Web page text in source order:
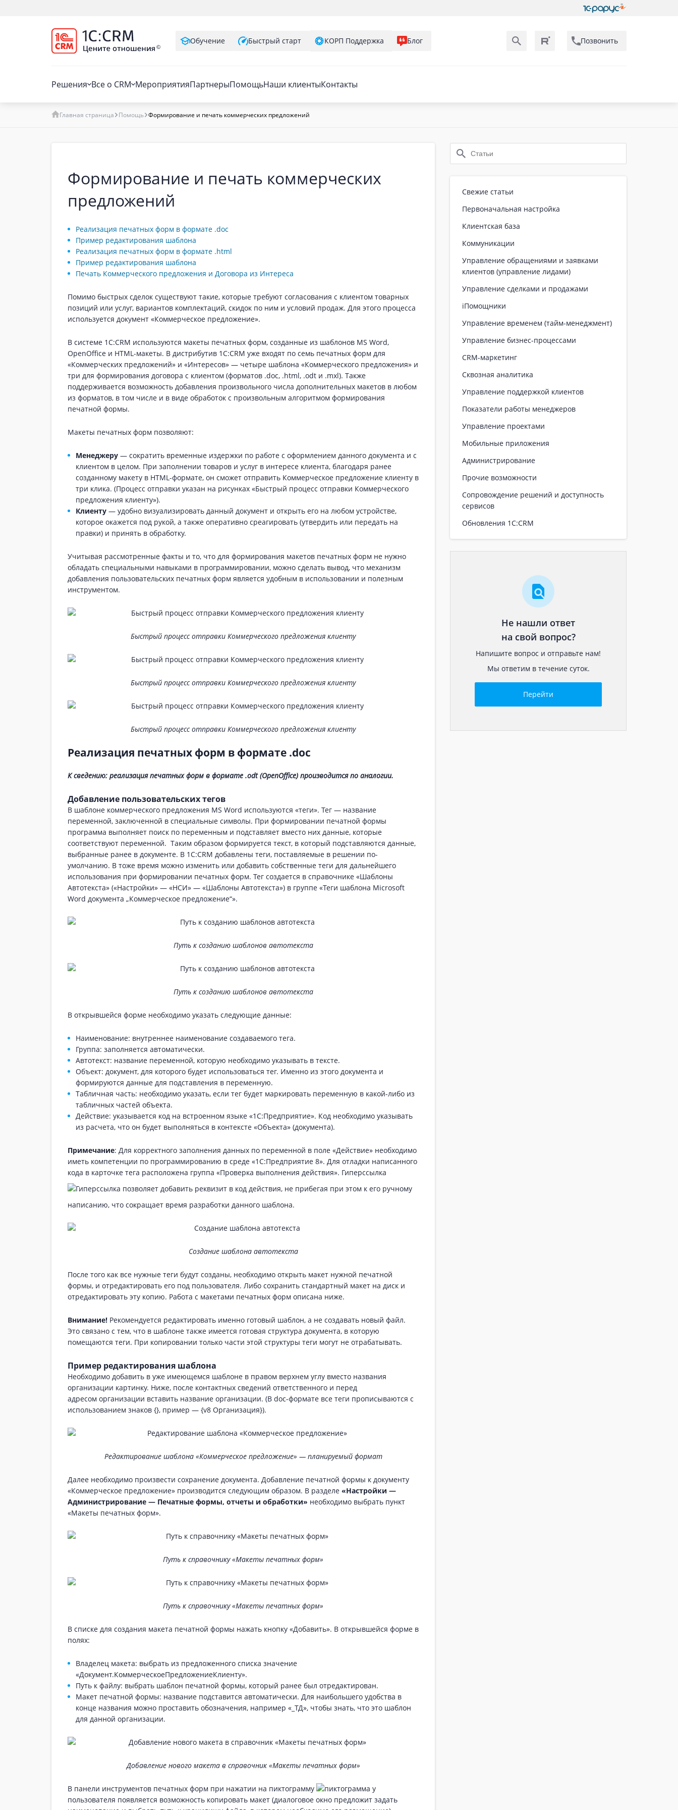
Обучение Быстрый старт КОРП Поддержка Блог Позвонить
Решения Все о CRM МероприятияПартнерыПомощьНаши клиентыКонтакты
Главная страница Помощь Формирование и печать коммерческих предложений
Формирование и печать коммерческих
предложений
Реализация печатных форм в формате .doc
Пример редактирования шаблона
Реализация печатных форм в формате .html
Пример редактирования шаблона
Печать Коммерческого предложения и Договора из Интереса
Помимо быстрых сделок существуют такие, которые требуют согласования с клиентом товарных
позиций или услуг, вариантов комплектаций, скидок по ним и условий продаж. Для этого процесса
используется документ «Коммерческое предложение».
В системе 1С:CRM используются макеты печатных форм, созданные из шаблонов MS Word,
OpenOffice и HTML-макеты. В дистрибутив 1С:CRM уже входят по семь печатных форм для
«Коммерческих предложений» и «Интересов» — четыре шаблона «Коммерческого предложения» и
три для формирования договора с клиентом (форматов .doc, .html, .odt и .mxl). Также
поддерживается возможность добавления произвольного числа дополнительных макетов в любом
из форматов, в том числе и в виде обработок с произвольным алгоритмом формирования
печатной формы.
Макеты печатных форм позволяют:
Менеджеру — сократить временные издержки по работе с оформлением данного документа и с
клиентом в целом. При заполнении товаров и услуг в интересе клиента, благодаря ранее
созданному макету в HTML-формате, он сможет отправить Коммерческое предложение клиенту в
три клика. (Процесс отправки указан на рисунках «Быстрый процесс отправки Коммерческого
предложения клиенту»).
Клиенту — удобно визуализировать данный документ и открыть его на любом устройстве,
которое окажется под рукой, а также оперативно среагировать (утвердить или передать на
правки) и принять в обработку.
Учитывая рассмотренные факты и то, что для формирования макетов печатных форм не нужно
обладать специальными навыками в программировании, можно сделать вывод, что механизм
добавления пользовательских печатных форм является удобным в использовании и полезным
инструментом.
Быстрый процесс отправки Коммерческого предложения клиенту
Быстрый процесс отправки Коммерческого предложения клиенту
Быстрый процесс отправки Коммерческого предложения клиенту
Реализация печатных форм в формате .doc
К сведению: реализация печатных форм в формате .odt (OpenOffice) производится по аналогии.
Добавление пользовательских тегов
В шаблоне коммерческого предложения MS Word используются «теги». Тег — название
переменной, заключенной в специальные символы. При формировании печатной формы
программа выполняет поиск по переменным и подставляет вместо них данные, которые
соответствуют переменной. Таким образом формируется текст, в который подставляются данные,
выбранные ранее в документе. В 1С:CRM добавлены теги, поставляемые в решении по-
умолчанию. В тоже время можно изменить или добавить собственные теги для дальнейшего
использования при формировании печатных форм. Тег создается в справочнике «Шаблоны
Автотекста» («Настройки» — «НСИ» — «Шаблоны Автотекста») в группе «Теги шаблона Microsoft
Word документа „Коммерческое предложение“».
Путь к созданию шаблонов автотекста
Путь к созданию шаблонов автотекста
В открывшейся форме необходимо указать следующие данные:
Наименование: внутреннее наименование создаваемого тега.
Группа: заполняется автоматически.
Автотекст: название переменной, которую необходимо указывать в тексте.
Объект: документ, для которого будет использоваться тег. Именно из этого документа и
формируются данные для подставления в переменную.
Табличная часть: необходимо указать, если тег будет маркировать переменную в какой-либо из
табличных частей объекта.
Действие: указывается код на встроенном языке «1С:Предприятие». Код необходимо указывать
из расчета, что он будет выполняться в контексте «Объекта» (документа).
Примечание: Для корректного заполнения данных по переменной в поле «Действие» необходимо
иметь компетенции по программированию в среде «1С:Предприятие 8». Для отладки написанного
кода в карточке тега расположена группа «Проверка выполнения действия». Гиперссылка
позволяет добавить реквизит в код действия, не прибегая при этом к его ручному
написанию, что сокращает время разработки данного шаблона.
Создание шаблона автотекста
После того как все нужные теги будут созданы, необходимо открыть макет нужной печатной
формы, и отредактировать его под пользователя. Либо сохранить стандартный макет на диск и
отредактировать эту копию. Работа с макетами печатных форм описана ниже.
Внимание! Рекомендуется редактировать именно готовый шаблон, а не создавать новый файл.
Это связано с тем, что в шаблоне также имеется готовая структура документа, в которую
помещаются теги. При копировании только части этой структуры теги могут не отрабатывать.
Пример редактирования шаблона
Необходимо добавить в уже имеющемся шаблоне в правом верхнем углу вместо названия
организации картинку. Ниже, после контактных сведений ответственного и перед
адресом организации вставить название организации. (В doc-формате все теги прописываются с
использованием знаков {}, пример — {v8 Организация}).
Редактирование шаблона «Коммерческое предложение» — планируемый формат
Далее необходимо произвести сохранение документа. Добавление печатной формы к документу
«Коммерческое предложение» производится следующим образом. В разделе «Настройки —
Администрирование — Печатные формы, отчеты и обработки» необходимо выбрать пункт
«Макеты печатных форм».
Путь к справочнику «Макеты печатных форм»
Путь к справочнику «Макеты печатных форм»
В списке для создания макета печатной формы нажать кнопку «Добавить». В открывшейся форме в
полях:
Владелец макета: выбрать из предложенного списка значение
«Документ.КоммерческоеПредложениеКлиенту».
Путь к файлу: выбрать шаблон печатной формы, который ранее был отредактирован.
Макет печатной формы: название подставится автоматически. Для наибольшего удобства в
конце названия можно проставить обозначения, например «_ТД», чтобы знать, что это шаблон
для данной организации.
Добавление нового макета в справочник «Макеты печатных форм»
В панели инструментов печатных форм при нажатии на пиктограмму
у
пользователя появляется возможность копировать макет (диалоговое окно предложит задать
Свежие статьи
Первоначальная настройка
Клиентская база
Коммуникации
Управление обращениями и заявками
клиентов (управление лидами)
Управление сделками и продажами
iПомощники
Управление временем (тайм-менеджмент)
Управление бизнес-процессами
CRM-маркетинг
Сквозная аналитика
Управление поддержкой клиентов
Показатели работы менеджеров
Управление проектами
Мобильные приложения
Администрирование
Прочие возможности
Сопровождение решений и доступность
сервисов
Обновления 1С:CRM
Не нашли ответ
на свой вопрос?
Напишите вопрос и отправьте нам!
Мы ответим в течение суток.
Перейти